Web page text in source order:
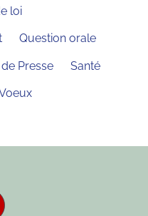
loi
Question orale
Presse Santé